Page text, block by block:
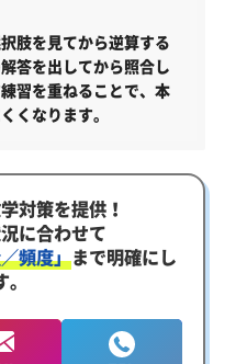
肢を見てから逆算する
答を出してから照合し
習を重ねることで、本
くなります。
対策を提供！
に合わせて
頻度」まで明確にし